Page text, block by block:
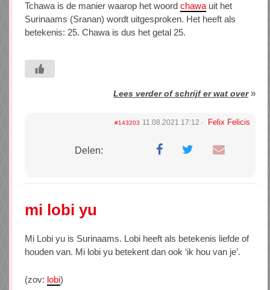
Tchawa is de manier waarop het woord chawauit het
Surinaams (Sranan) wordt uitgesproken. Het heeft als
betekenis: 25. Chawa is dus het getal 25.
Lees verder of schrijf er wat over»
#143203 11.08.2021 17:12 Felix Felicis
Delen:
mi lobi yu
Mi Lobi yu is Surinaams. Lobi heeft als betekenis liefde of
houden van. Mi lobi yu betekent dan ook ‘ik hou van je’.
(zov: lobi)